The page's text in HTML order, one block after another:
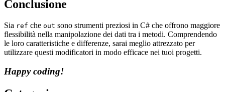
Conclusione
Sia ref che out sono strumenti preziosi in C# che offrono maggiore
flessibilità nella manipolazione dei dati tra i metodi. Comprendendo
le loro caratteristiche e differenze, sarai meglio attrezzato per
utilizzare questi modificatori in modo efficace nei tuoi progetti.
Happy coding!